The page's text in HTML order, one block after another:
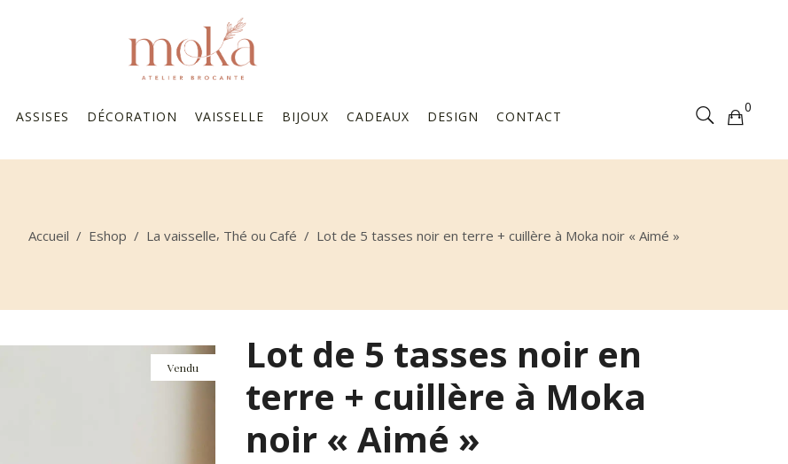
ASSISES DÉCORATION VAISSELLE BIJOUX CADEAUX DESIGN CONTACT
0
Votre sélection est vide
Accueil / Eshop / La vaisselle, Thé ou Café / Lot de 5 tasses noir en terre + cuillère à Moka noir « Aimé »
Vendu
Lot de 5 tasses noir en
terre + cuillère à Moka
noir « Aimé »